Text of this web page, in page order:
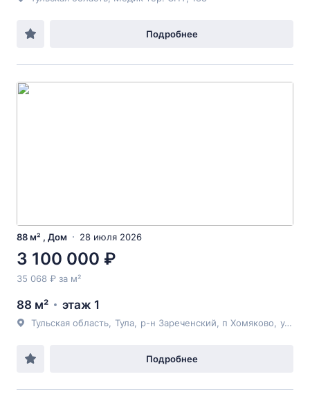
Подробнее
88 м² , Дом 28 июля 2026
3 100 000 ₽
35 068 ₽ за м²
88 м² этаж 1
Тульская область Тула р-н Зареченский , п Хомяково, ул Хомяковская
Подробнее